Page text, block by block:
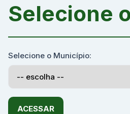
Selecione
Selecione o Município:
ACESSAR